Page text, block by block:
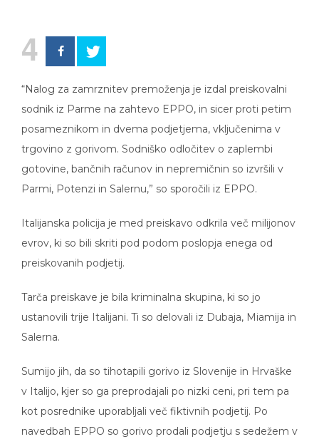
4
“Nalog za zamrznitev premoženja je izdal preiskovalni
sodnik iz Parme na zahtevo EPPO, in sicer proti petim
posameznikom in dvema podjetjema, vključenima v
trgovino z gorivom. Sodniško odločitev o zaplembi
gotovine, bančnih računov in nepremičnin so izvršili v
Parmi, Potenzi in Salernu,” so sporočili iz EPPO.
Italijanska policija je med preiskavo odkrila več milijonov
evrov, ki so bili skriti pod podom poslopja enega od
preiskovanih podjetij.
Tarča preiskave je bila kriminalna skupina, ki so jo
ustanovili trije Italijani. Ti so delovali iz Dubaja, Miamija in
Salerna.
Sumijo jih, da so tihotapili gorivo iz Slovenije in Hrvaške
v Italijo, kjer so ga preprodajali po nizki ceni, pri tem pa
kot posrednike uporabljali več fiktivnih podjetij. Po
navedbah EPPO so gorivo prodali podjetju s sedežem v